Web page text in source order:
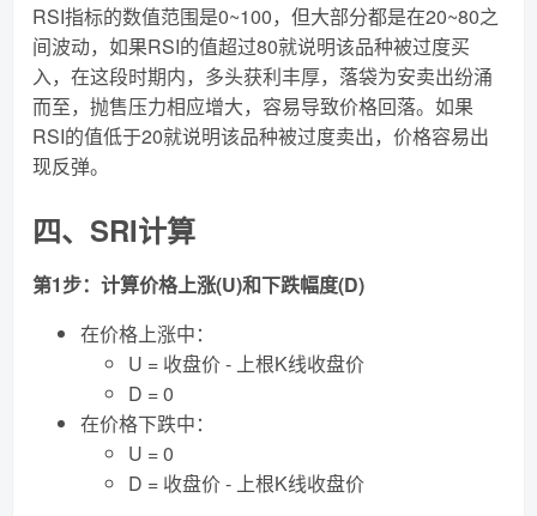
RSI指标的数值范围是0~100，但大部分都是在20~80之
间波动，如果RSI的值超过80就说明该品种被过度买
入，在这段时期内，多头获利丰厚，落袋为安卖出纷涌
而至，抛售压力相应增大，容易导致价格回落。如果
RSI的值低于20就说明该品种被过度卖出，价格容易出
现反弹。
四、SRI计算
第1步：计算价格上涨(U)和下跌幅度(D)
在价格上涨中：
U = 收盘价 - 上根K线收盘价
D = 0
在价格下跌中：
U = 0
D = 收盘价 - 上根K线收盘价